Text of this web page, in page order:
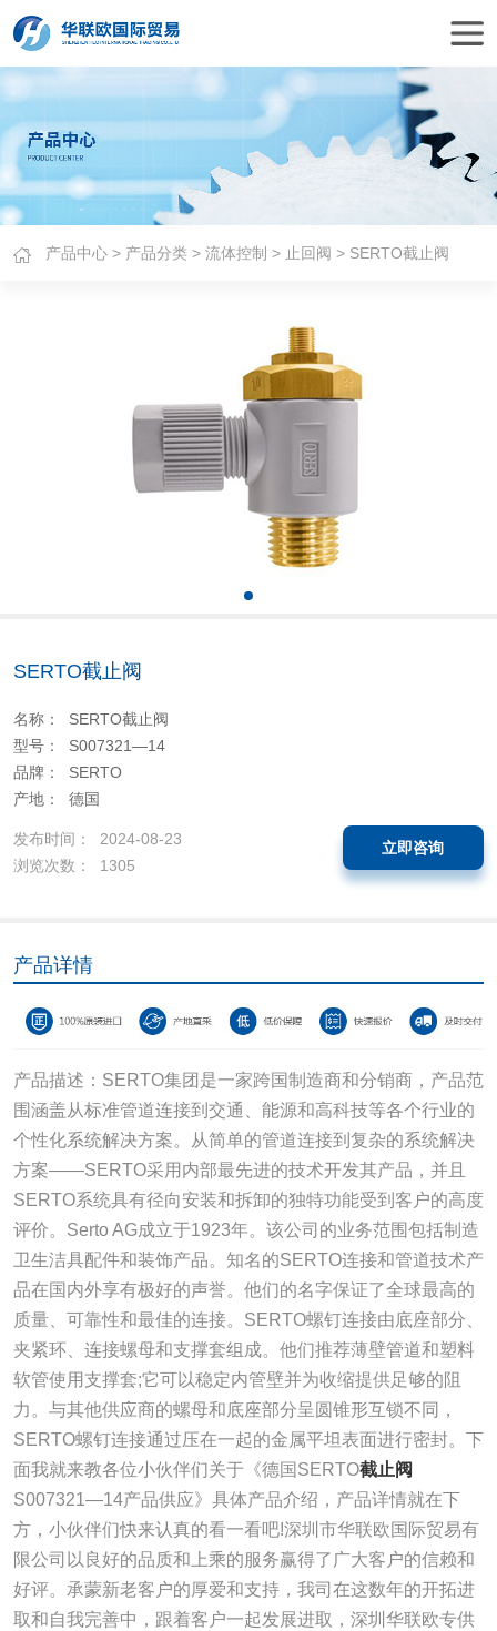
产品中心 > 产品分类 >流体控制 > 止回阀 > SERTO截止阀
SERTO截止阀
名称： SERTO截止阀
型号： S007321—14
品牌： SERTO
产地： 德国
发布时间： 2024-08-23
浏览次数： 1305
立即咨询
产品详情
产品描述：SERTO集团是一家跨国制造商和分销商，产品范
围涵盖从标准管道连接到交通、能源和高科技等各个行业的
个性化系统解决方案。从简单的管道连接到复杂的系统解决
方案——SERTO采用内部最先进的技术开发其产品，并且
SERTO系统具有径向安装和拆卸的独特功能受到客户的高度
评价。Serto AG成立于1923年。该公司的业务范围包括制造
卫生洁具配件和装饰产品。知名的SERTO连接和管道技术产
品在国内外享有极好的声誉。他们的名字保证了全球最高的
质量、可靠性和最佳的连接。SERTO螺钉连接由底座部分、
夹紧环、连接螺母和支撑套组成。他们推荐薄壁管道和塑料
软管使用支撑套;它可以稳定内管壁并为收缩提供足够的阻
力。与其他供应商的螺母和底座部分呈圆锥形互锁不同，
SERTO螺钉连接通过压在一起的金属平坦表面进行密封。下
面我就来教各位小伙伴们关于《德国SERTO截止阀
S007321—14产品供应》具体产品介绍，产品详情就在下
方，小伙伴们快来认真的看一看吧!深圳市华联欧国际贸易有
限公司以良好的品质和上乘的服务赢得了广大客户的信赖和
好评。承蒙新老客户的厚爱和支持，我司在这数年的开拓进
取和自我完善中，跟着客户一起发展进取，深圳华联欧专供